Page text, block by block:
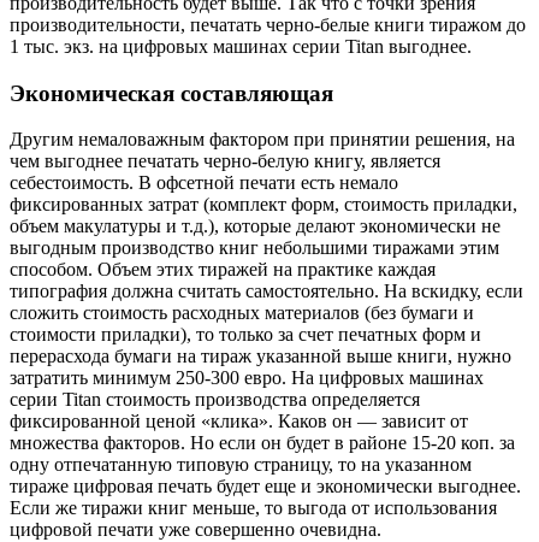
производительности, печатать черно-белые книги тиражом до
1 тыс. экз. на цифровых машинах серии Titan выгоднее.
Экономическая составляющая
Другим немаловажным фактором при принятии решения, на
чем выгоднее печатать черно-белую книгу, является
себестоимость. В офсетной печати есть немало
фиксированных затрат (комплект форм, стоимость приладки,
объем макулатуры и т.д.), которые делают экономически не
выгодным производство книг небольшими тиражами этим
способом. Объем этих тиражей на практике каждая
типография должна считать самостоятельно. На вскидку, если
сложить стоимость расходных материалов (без бумаги и
стоимости приладки), то только за счет печатных форм и
перерасхода бумаги на тираж указанной выше книги, нужно
затратить минимум 250-300 евро. На цифровых машинах
серии Titan стоимость производства определяется
фиксированной ценой «клика». Каков он — зависит от
множества факторов. Но если он будет в районе 15-20 коп. за
одну отпечатанную типовую страницу, то на указанном
тираже цифровая печать будет еще и экономически выгоднее.
Если же тиражи книг меньше, то выгода от использования
цифровой печати уже совершенно очевидна.